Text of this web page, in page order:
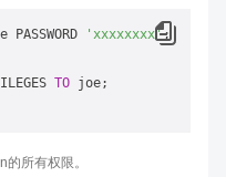
PASSWORD 'xxxxxxxx'
TO
所有权限。